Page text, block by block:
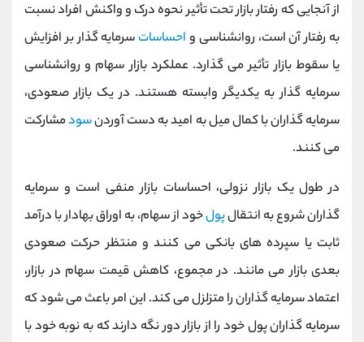
از آنجایی که رفتار بازار تحت تأثیر نحوه درک و واکنش افراد نسبت
به رفتار آن است، روانشناسی و احساسات سرمایه گذار بر افزایش
یا سقوط بازار تأثیر می گذارد. عملکرد بازار سهام و روانشناسی
سرمایه گذار به یکدیگر وابسته هستند. در یک بازار صعودی،
سرمایه گذاران با کمال میل به امید به دست آوردنسودمشارکت
می کنند.
در طول یک بازار نزولی، احساسات بازار منفی است و سرمایه
گذاران شروع به انتقالپولخود از سهام، به اوراق بهادار با درآمد
ثابت یا سپرده های بانکی می کنند و منتظر حرکت صعودی
بعدی بازار می مانند. در مجموع، کاهش قیمت سهام در بازار،
اعتماد سرمایه گذاران را متزلزل می کند. این امر باعث می شود که
سرمایه گذاران پول خود را از بازار دور نگه دارند که به نوبه خود با